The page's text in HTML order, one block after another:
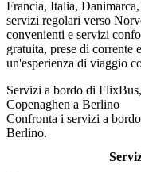
Francia, Italia,
servizi regolari verso
convenienti e servizi
gratuita, prese di
un'esperienza di viaggio
Servizi a bordo di
Copenaghen a Berlino
Confronta i servizi a
Berlino.